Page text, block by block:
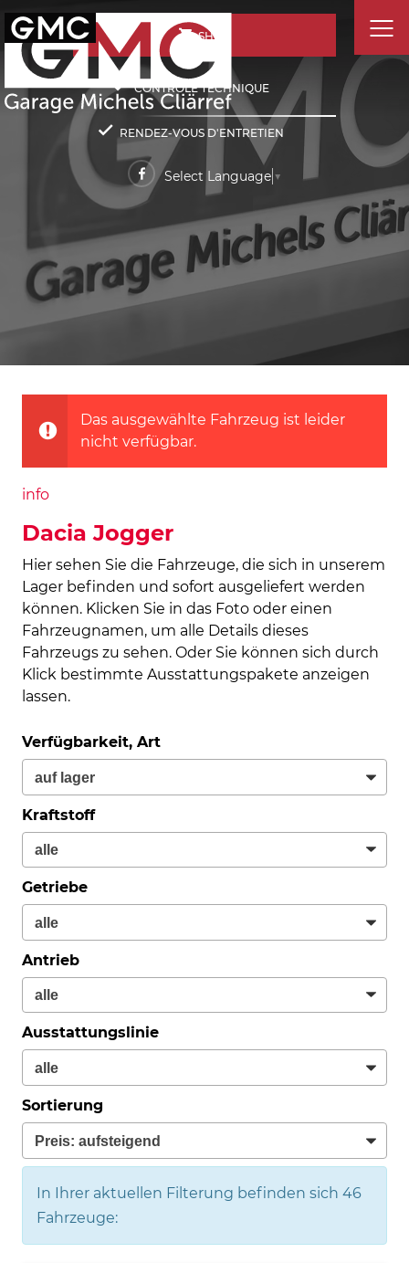
SHOP
CONTRÔLE TECHNIQUE
RENDEZ-VOUS D'ENTRETIEN
Select Language ▼
Das ausgewählte Fahrzeug ist leider
nicht verfügbar.
info
Dacia Jogger
Hier sehen Sie die Fahrzeuge, die sich in unserem
Lager befinden und sofort ausgeliefert werden
können. Klicken Sie in das Foto oder einen
Fahrzeugnamen, um alle Details dieses
Fahrzeugs zu sehen. Oder Sie können sich durch
Klick bestimmte Ausstattungspakete anzeigen
lassen.
Verfügbarkeit, Art
Kraftstoff
Getriebe
Antrieb
Ausstattungslinie
Sortierung
In Ihrer aktuellen Filterung befinden sich 46
Fahrzeuge: